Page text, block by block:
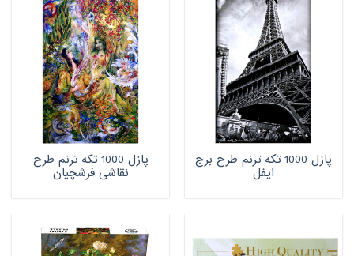
پازل 1000 تکه ترنم طرح برج
ایفل
پازل 1000 تکه ترنم طرح
نقاشی فرشچیان